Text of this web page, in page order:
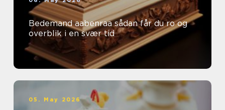
Bedemand aabenraa sådan får du ro og
overblik i en svær tid
05. May 2026